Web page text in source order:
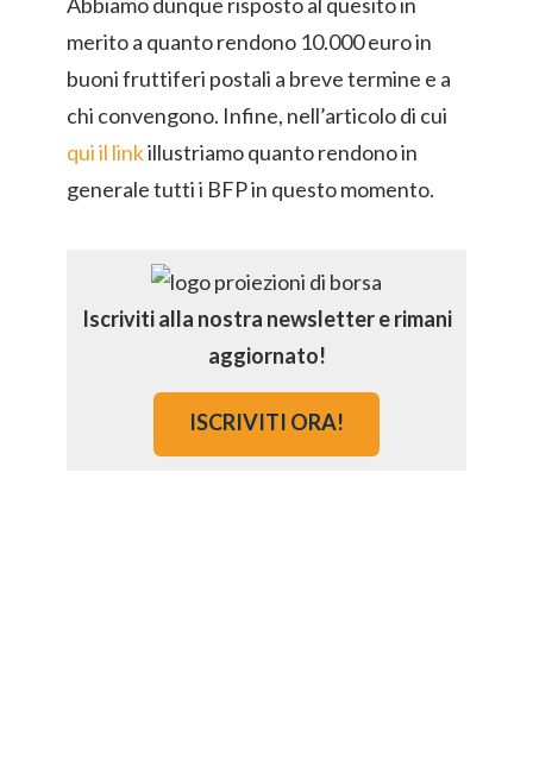
merito a quanto rendono 10.000 euro in
buoni fruttiferi postali a breve termine e a
chi convengono. Infine, nell’articolo di cui
qui il linkillustriamo quanto rendono in
generale tutti i BFP in questo momento.
Iscriviti alla nostra newsletter e rimani
aggiornato!
ISCRIVITI ORA!